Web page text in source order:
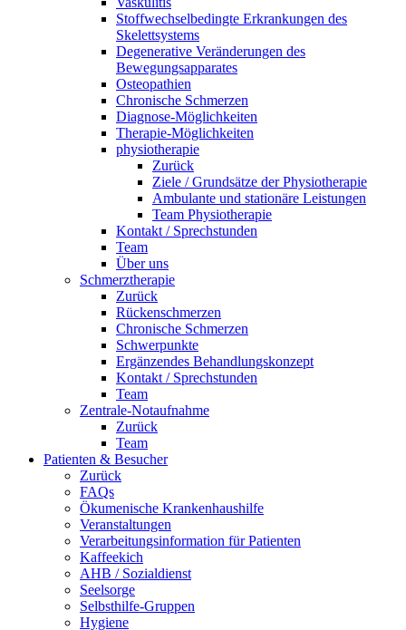
Stoffwechselbedingte Erkrankungen des
Skelettsystems
Degenerative Veränderungen des
Bewegungsapparates
Osteopathien
Chronische Schmerzen
Diagnose-Möglichkeiten
Therapie-Möglichkeiten
physiotherapie
Zurück
Ziele / Grundsätze der Physiotherapie
Ambulante und stationäre Leistungen
Team Physiotherapie
Kontakt / Sprechstunden
Team
Über uns
Schmerztherapie
Zurück
Rückenschmerzen
Chronische Schmerzen
Schwerpunkte
Ergänzendes Behandlungskonzept
Kontakt / Sprechstunden
Team
Zentrale-Notaufnahme
Zurück
Team
Patienten & Besucher
Zurück
FAQs
Ökumenische Krankenhaushilfe
Veranstaltungen
Verarbeitungsinformation für Patienten
Kaffeekich
AHB / Sozialdienst
Seelsorge
Selbsthilfe-Gruppen
Hygiene